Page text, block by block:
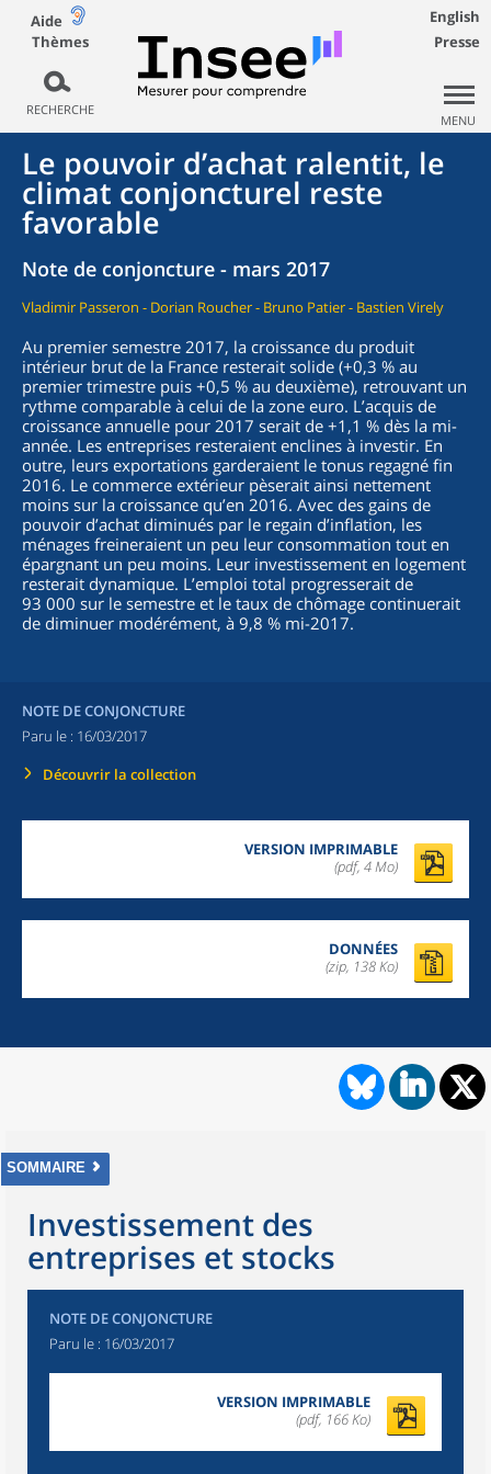
Aide
Thèmes
RECHERCHE
English
Presse
MENU
Le pouvoir d’achat ralentit, le
climat conjoncturel reste
favorable
Note de conjoncture - mars 2017
Vladimir Passeron - Dorian Roucher - Bruno Patier - Bastien Virely
Au premier semestre 2017, la croissance du produit
intérieur brut de la France resterait solide (+0,3 % au
premier trimestre puis +0,5 % au deuxième), retrouvant un
rythme comparable à celui de la zone euro. L’acquis de
croissance annuelle pour 2017 serait de +1,1 % dès la mi-
année. Les entreprises resteraient enclines à investir. En
outre, leurs exportations garderaient le tonus regagné fin
2016. Le commerce extérieur pèserait ainsi nettement
moins sur la croissance qu’en 2016. Avec des gains de
pouvoir d’achat diminués par le regain d’inflation, les
ménages freineraient un peu leur consommation tout en
épargnant un peu moins. Leur investissement en logement
resterait dynamique. L’emploi total progresserait de
93 000 sur le semestre et le taux de chômage continuerait
de diminuer modérément, à 9,8 % mi-2017.
NOTE DE CONJONCTURE
Paru le : 16/03/2017
Découvrir la collection
VERSION IMPRIMABLE
(pdf, 4 Mo)
DONNÉES
(zip, 138 Ko)
SOMMAIRE
Investissement des
entreprises et stocks
NOTE DE CONJONCTURE
Paru le : 16/03/2017
VERSION IMPRIMABLE
(pdf, 166 Ko)